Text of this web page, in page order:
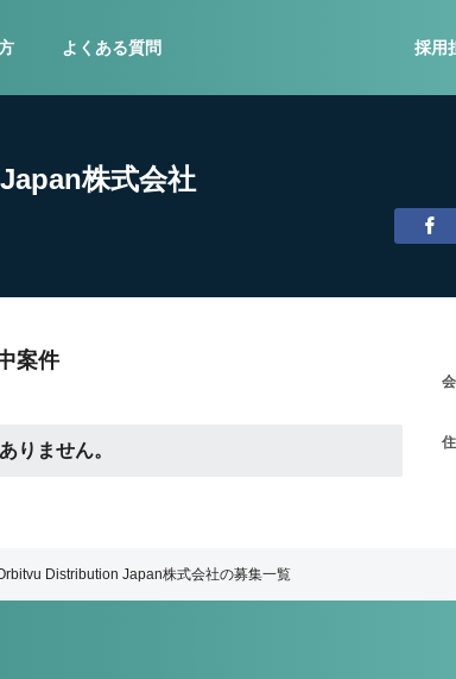
よくある質問 採用
株式会社
案件
りません。
Distribution Japan株式会社の募集一覧